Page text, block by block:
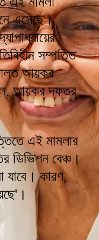
এসেছে।
সম্পত্তি
আয়কর
আয়কর দফতর
এই মামলার
ডিভিশন বেঞ্চ।
যাবে। কারণ,